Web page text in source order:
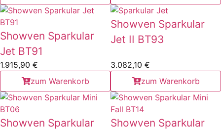
Showven Sparkular
Jet BT91
1.915,90 €
zum Warenkorb
Showven Sparkular
Jet II BT93
3.082,10 €
zum Warenkorb
Showven Sparkular
Showven Sparkular